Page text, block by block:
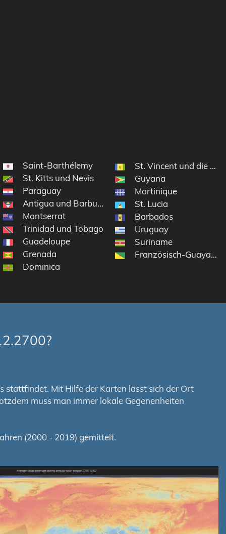
Saint-Barthélemy
St. Kitts und Nevis
Paraguay
Antigua und Barbuda
Montserrat
Trinidad und Tobago
Guadeloupe
Grenada
Dominica
St. Vincent und die
Guyana
Martinique
St. Lucia
Barbados
Uruguay
Suriname
Französisch-Guayana
stattfindet. Mit Hilfe der Karten lässt sich der Ort
muss man immer lokale Gegenenheiten
(2000 - 2019) gemittelt.